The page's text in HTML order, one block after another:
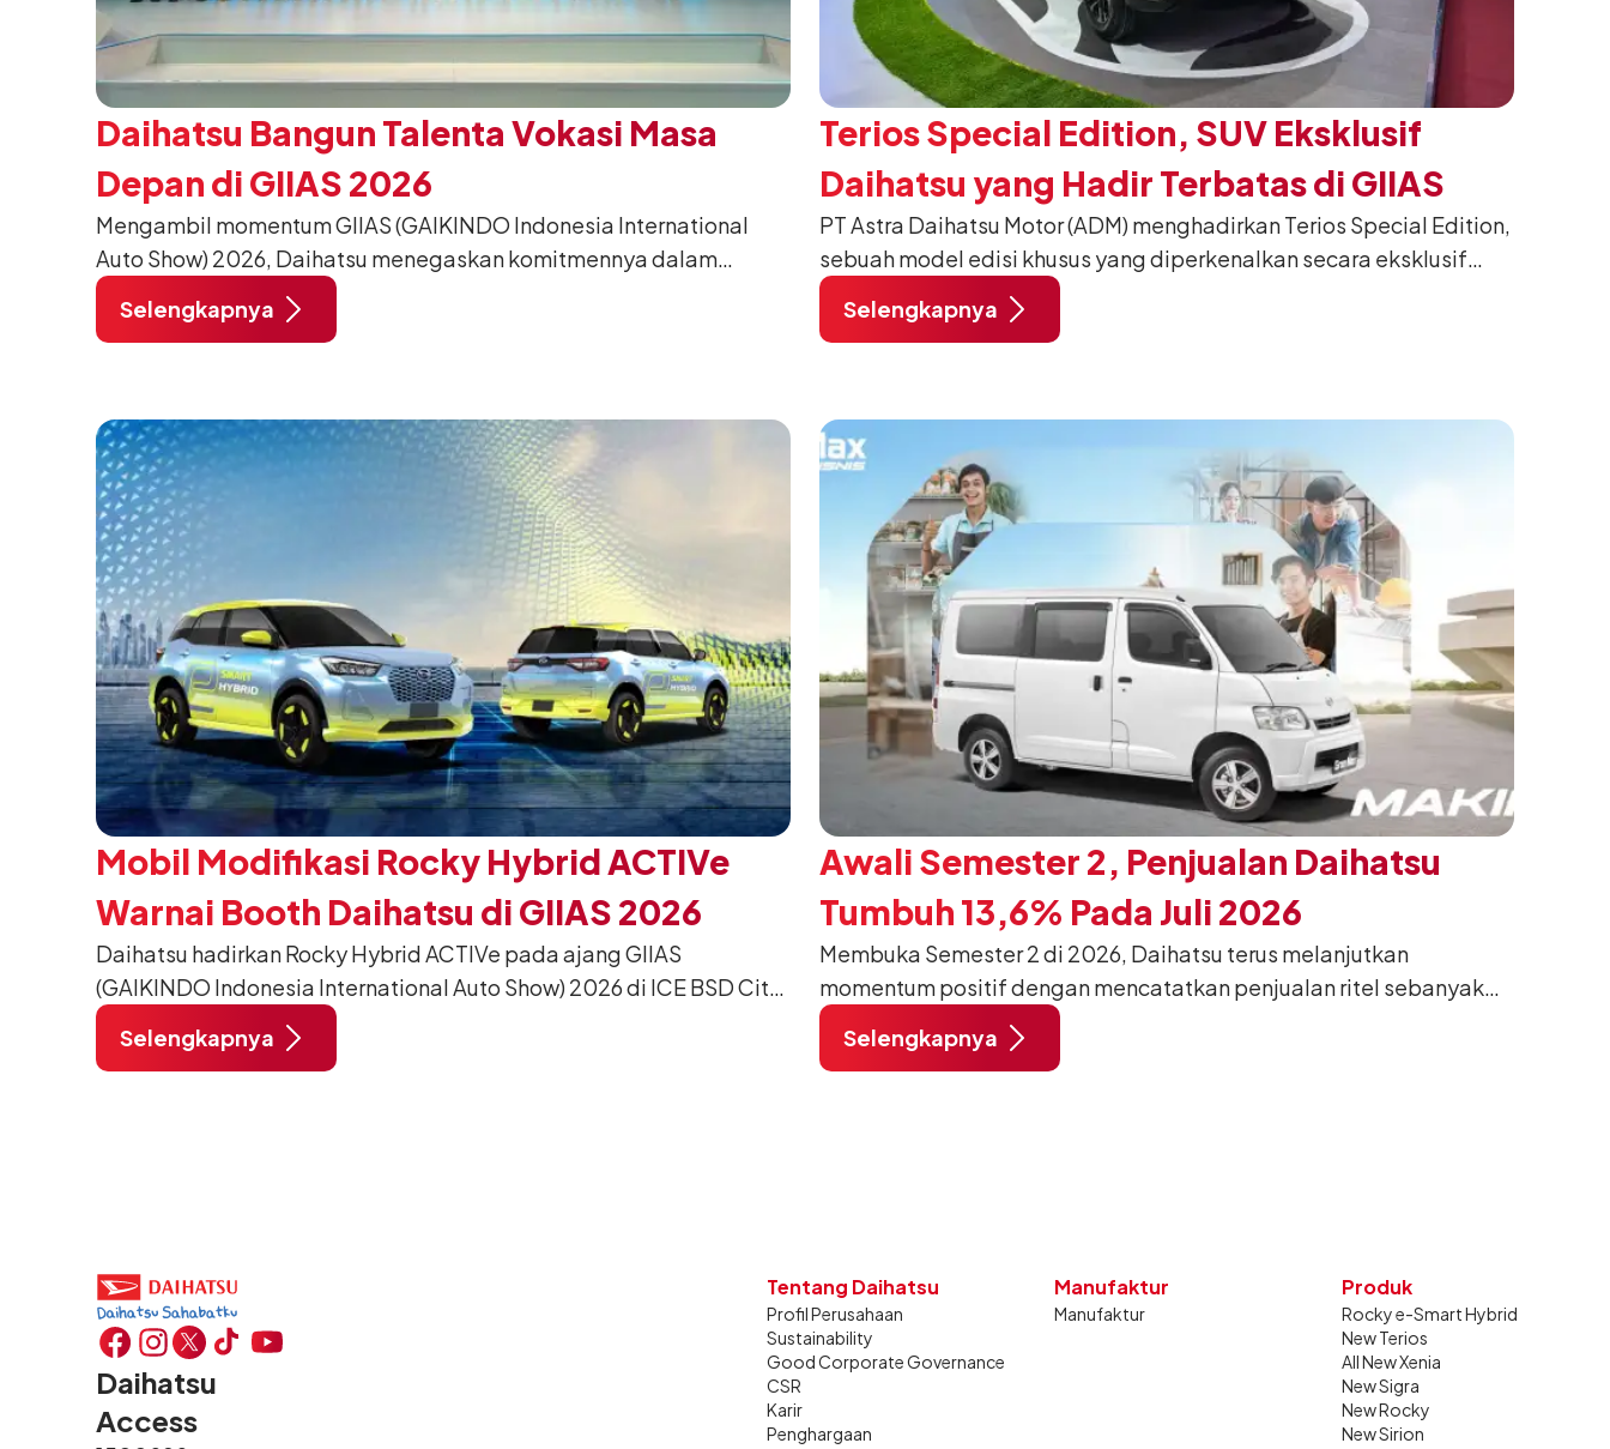
Daihatsu Bangun Talenta Vokasi Masa
Depan di GIIAS 2026
Mengambil momentum GIIAS (GAIKINDO Indonesia International
Auto Show) 2026, Daihatsu menegaskan komitmennya dalam
meningkatkan kualitas SDM (Sumber Daya Manusia) melalui
pendidikan vokasi bertema “Bersama Sahabat Membangun
pada 5 Agustus 2026.
Selengkapnya
Terios Special Edition, SUV Eksklusif
Daihatsu yang Hadir Terbatas di GIIAS
2026
PT Astra Daihatsu Motor (ADM) menghadirkan Terios Special Edition,
sebuah model edisi khusus yang diperkenalkan secara eksklusif
pada ajang Gaikindo Indonesia International Auto Show (GIIAS) 2026
di ICE BSD City, Tangerang. Dikembangkan dari varian Terios 1.5 X
mengubah karakter tangguh yang telah menjadi ciri khas Terios.
Selengkapnya
Mobil Modifikasi Rocky Hybrid ACTIVe
Warnai Booth Daihatsu di GIIAS 2026
Daihatsu hadirkan Rocky Hybrid ACTIVe pada ajang GIIAS
(GAIKINDO Indonesia International Auto Show) 2026 di ICE BSD City,
Tangerang. Terdapat 2 unit Rocky Hybrid yang dimodifikasi untuk
menghadirkan sarana inspirasi bagi pengunjung mendukung gaya
Selengkapnya
Awali Semester 2, Penjualan Daihatsu
Tumbuh 13,6% Pada Juli 2026
Membuka Semester 2 di 2026, Daihatsu terus melanjutkan
momentum positif dengan mencatatkan penjualan ritel sebanyak
12.750 unit pada Juli 2026. Capaian tersebut tumbuh 13,6%
dibandingkan periode yang sama tahun lalu sebanyak 11.220 unit,
Selengkapnya
Daihatsu
Access
Tentang Daihatsu
Profil Perusahaan
Sustainability
Good Corporate Governance
CSR
Karir
Penghargaan
Manufaktur
Manufaktur
Produk
Rocky e-Smart Hybrid
New Terios
All New Xenia
New Sigra
New Rocky
New Sirion